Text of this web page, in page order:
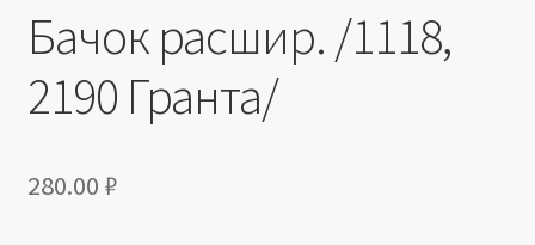
Бачок расшир. /1118,
2190 Гранта/
280.00 ₽